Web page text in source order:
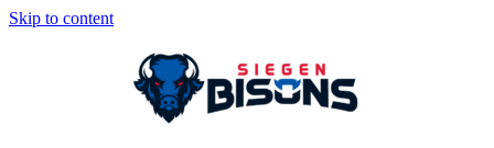
Skip to content